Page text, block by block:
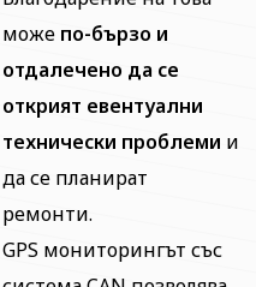
може по-бързо и
отдалечено да се
открият евентуални
технически проблеми и
да се планират
ремонти.
GPS мониторингът със